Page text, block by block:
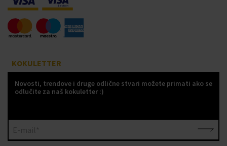
KOKULETTER
Novosti, trendove i druge odlične stvari možete primati ako se
odlučite za naš kokuletter :)